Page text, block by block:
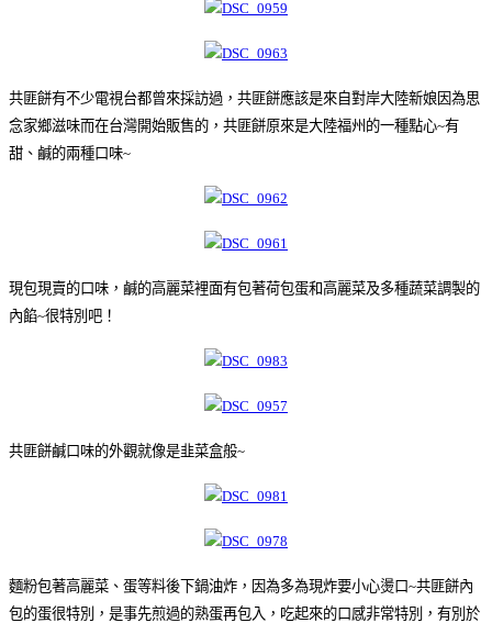
共匪餅有不少電視台都曾來採訪過，共匪餅應該是來自對岸大陸新娘因為思
念家鄉滋味而在台灣開始販售的，共匪餅原來是大陸福州的一種點心~有
甜、鹹的兩種口味~
現包現賣的口味，鹹的高麗菜裡面有包著荷包蛋和高麗菜及多種蔬菜調製的
內餡~很特別吧！
共匪餅鹹口味的外觀就像是韭菜盒般~
麵粉包著高麗菜、蛋等料後下鍋油炸，因為多為現炸要小心燙口~共匪餅內
包的蛋很特別，是事先煎過的熟蛋再包入，吃起來的口感非常特別，有別於